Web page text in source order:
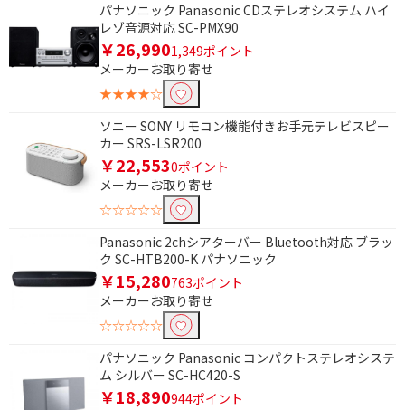
パナソニック Panasonic CDステレオシステム ハイ
レゾ音源対応 SC-PMX90
￥26,9901,349ポイント
メーカーお取り寄せ
★★★★☆
ソニー SONY リモコン機能付きお手元テレビスピー
カー SRS-LSR200
￥22,5530ポイント
メーカーお取り寄せ
☆☆☆☆☆
Panasonic 2chシアターバー Bluetooth対応 ブラッ
ク SC-HTB200-K パナソニック
￥15,280763ポイント
メーカーお取り寄せ
☆☆☆☆☆
パナソニック Panasonic コンパクトステレオシステ
ム シルバー SC-HC420-S
￥18,890944ポイント